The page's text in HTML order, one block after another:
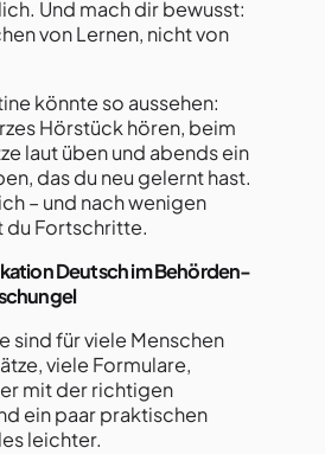
Und mach dir bewusst:
von Lernen, nicht von
könnte so aussehen:
Hörstück hören, beim
laut üben und abends ein
das du neu gelernt hast.
– und nach wenigen
du Fortschritte.
Deutsch im Behörden-
sind für viele Menschen
viele Formulare,
mit der richtigen
ein paar praktischen
leichter.